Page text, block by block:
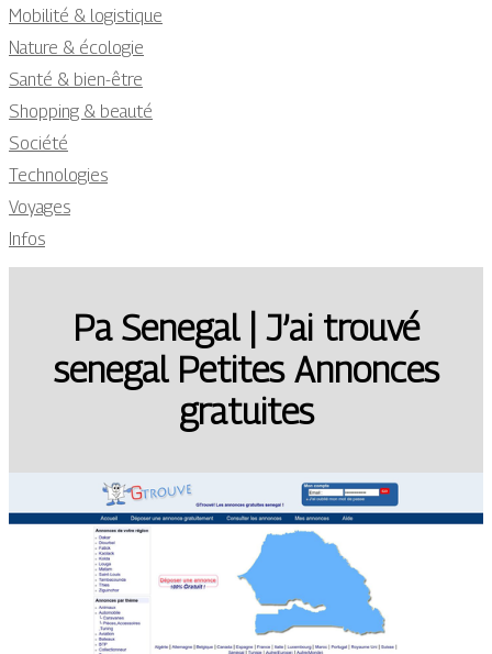
Mobilité & logistique
Nature & écologie
Santé & bien-être
Shopping & beauté
Société
Technologies
Voyages
Infos
Pa Senegal | J’ai trouvé
senegal Petites Annonces
gratuites